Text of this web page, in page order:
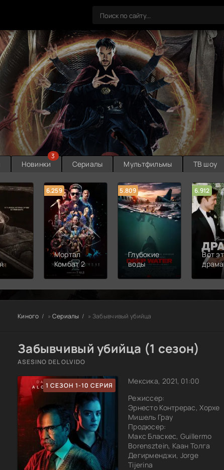
Новинки
3
Сериалы Мультфильмы ТВ шоу
6.259
Мортал
Комбат 2
5.809
Глубокие
воды
6.912
Вот
Киного » Сериалы » Забывчивый убийца
Забывчивый убийца (1 сезон)
ASESINO DEL OLVIDO
1 СЕЗОН 1-10 СЕРИЯ
Мексика, 2021, 01:00
Режиссер:
Эрнесто Контрерас, Хорхе
Мишель Грау
Продюсер:
Макс Бласкес, Guillermo
Borensztein, Каан Толга
Дегирменджи, Jorge
Tijerina